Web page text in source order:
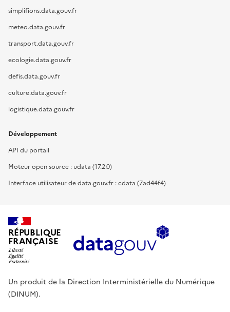
simplifions.data.gouv.fr
meteo.data.gouv.fr
transport.data.gouv.fr
ecologie.data.gouv.fr
defis.data.gouv.fr
culture.data.gouv.fr
logistique.data.gouv.fr
Développement
API du portail
Moteur open source : udata (17.2.0)
Interface utilisateur de data.gouv.fr : cdata (7ad44f4)
RÉPUBLIQUE
FRANÇAISE
Un produit de la Direction Interministérielle du Numérique
(DINUM).